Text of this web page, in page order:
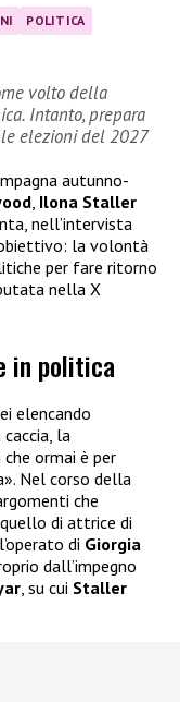
POLITICA
volto della
Intanto, prepara
elezioni del 2027
autunno-
Ilona Staller
nell’intervista
la volontà
per fare ritorno
nella X
in politica
elencando
la
ormai è per
Nel corso della
che
di attrice di
di Giorgia
dall’impegno
, su cui Staller